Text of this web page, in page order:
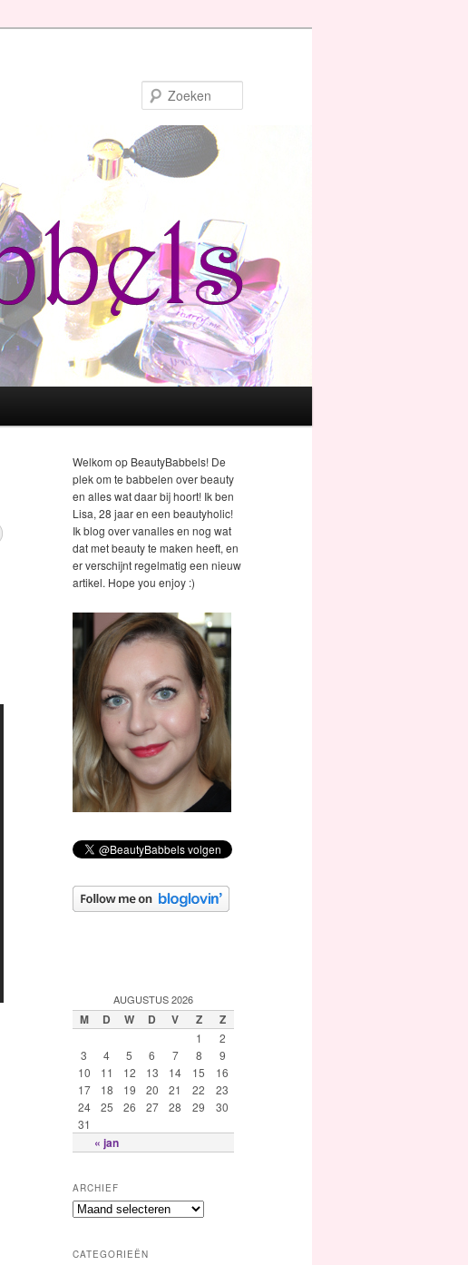
Welkom op BeautyBabbels! De
plek om te babbelen over beauty
en alles wat daar bij hoort! Ik ben
Lisa, 28 jaar en een beautyholic!
Ik blog over vanalles en nog wat
dat met beauty te maken heeft, en
er verschijnt regelmatig een nieuw
artikel. Hope you enjoy :)
AUGUSTUS 2026
M D W D V Z Z
« jan
1
2
3
4 5 6 7 8
9
10
11 12 13 14 15
16
17
18 19 20 21 22
23
24
25 26 27 28 29
30
31
ARCHIEF
CATEGORIEËN